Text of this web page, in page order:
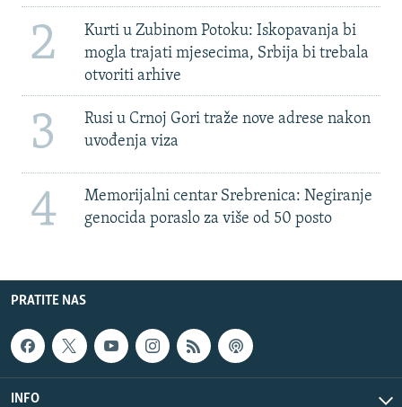
2
Kurti u Zubinom Potoku: Iskopavanja bi
mogla trajati mjesecima, Srbija bi trebala
otvoriti arhive
3
Rusi u Crnoj Gori traže nove adrese nakon
uvođenja viza
4
Memorijalni centar Srebrenica: Negiranje
genocida poraslo za više od 50 posto
PRATITE NAS
INFO